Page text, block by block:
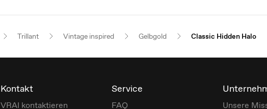
Trillant Vintage inspired Gelbgold Classic Hidden Halo
Kontakt
VRAI kontaktieren
Service
FAQ Unsere